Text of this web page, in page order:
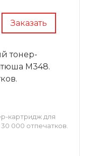
Заказать
тонер-
M348.
картридж для
000 отпечатков.